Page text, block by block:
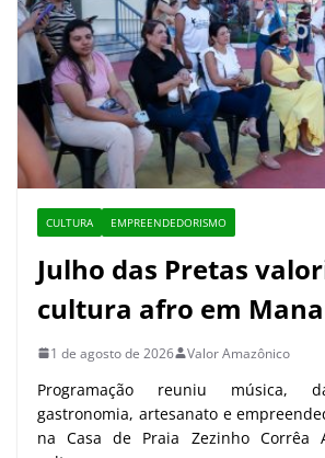
CULTURA EMPREENDEDORISMO
Julho das Pretas
cultura afro em
1 de agosto de 2026 Valor Amazônico
Programação reuniu música,
gastronomia, artesanato e
na Casa de Praia Zezinho Corrêa